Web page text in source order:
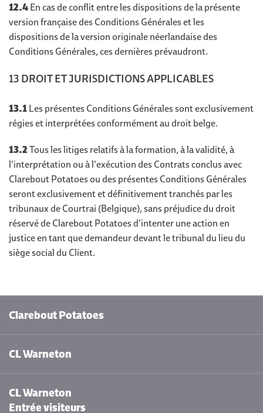
12.4En cas de conflit entre les dispositions de la présente
version française des Conditions Générales et les
dispositions de la version originale néerlandaise des
Conditions Générales, ces dernières prévaudront.
13 DROIT ET JURISDICTIONS APPLICABLES
13.1Les présentes Conditions Générales sont exclusivement
régies et interprétées conformément au droit belge.
13.2Tous les litiges relatifs à la formation, à la validité, à
l'interprétation ou à l'exécution des Contrats conclus avec
Clarebout Potatoes ou des présentes Conditions Générales
seront exclusivement et définitivement tranchés par les
tribunaux de Courtrai (Belgique), sans préjudice du droit
réservé de Clarebout Potatoes d'intenter une action en
justice en tant que demandeur devant le tribunal du lieu du
siège social du Client.
Clarebout Potatoes
CL Warneton
CL Warneton
Entrée visiteurs